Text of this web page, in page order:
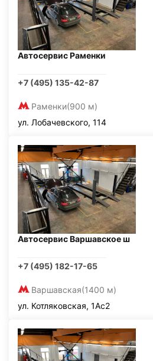
Автосервис Раменки
+7 (495) 135-42-87
Раменки(900 м)
ул. Лобачевского, 114
Автосервис Варшавское ш
+7 (495) 182-17-65
Варшавская(1400 м)
ул. Котляковская, 1Ас2